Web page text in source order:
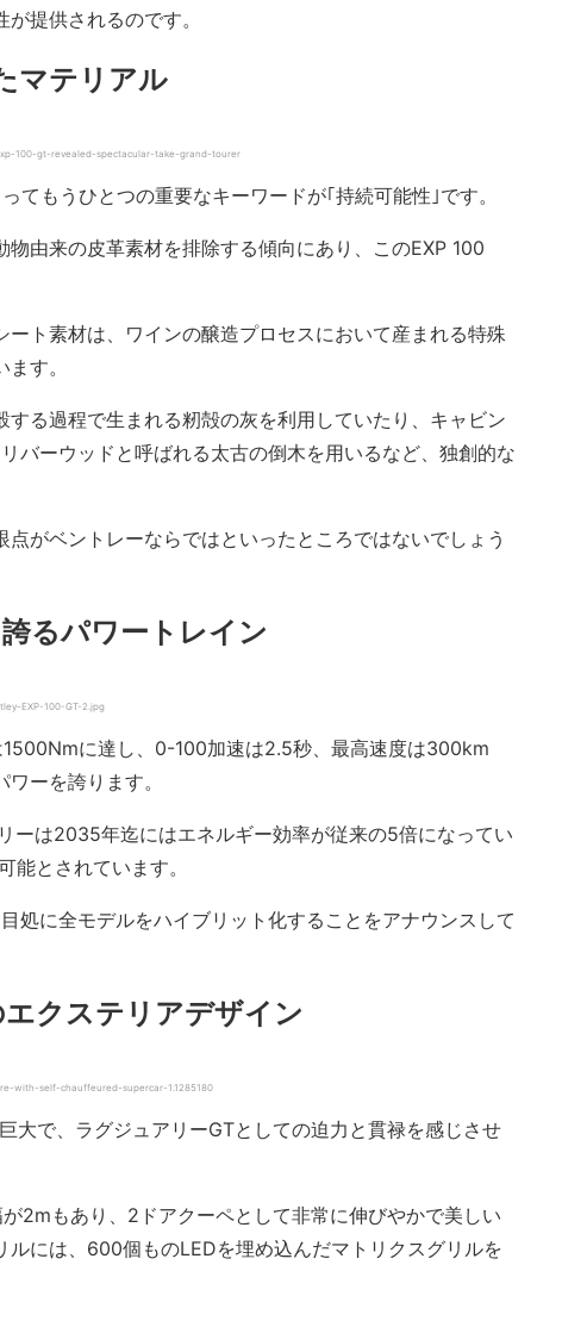
提供されるのです。
マテリアル
100-gt-revealed-spectacular-take-grand-tourer
てもうひとつの重要なキーワードが｢持続可能性｣です。
由来の皮革素材を排除する傾向にあり、このEXP 100
ト素材は、ワインの醸造プロセスにおいて産まれる特殊
す。
する過程で生まれる籾殻の灰を利用していたり、キャビン
バーウッドと呼ばれる太古の倒木を用いるなど、独創的な
がベントレーならではといったところではないでしょう
るパワートレイン
EXP-100-GT-2.jpg
に達し、0-100加速は2.5秒、最高速度は300km
ーを誇ります。
ーは2035年迄にはエネルギー効率が従来の5倍になってい
能とされています。
処に全モデルをハイブリット化することをアナウンスして
クステリアデザイン
with-self-chauffeured-supercar-1.1285180
大で、ラグジュアリーGTとしての迫力と貫禄を感じさせ
2mもあり、2ドアクーペとして非常に伸びやかで美しい
ルには、600個ものLEDを埋め込んだマトリクスグリルを